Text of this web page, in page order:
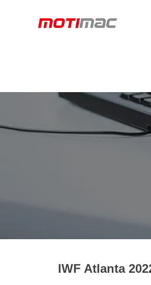
IWF Atlanta